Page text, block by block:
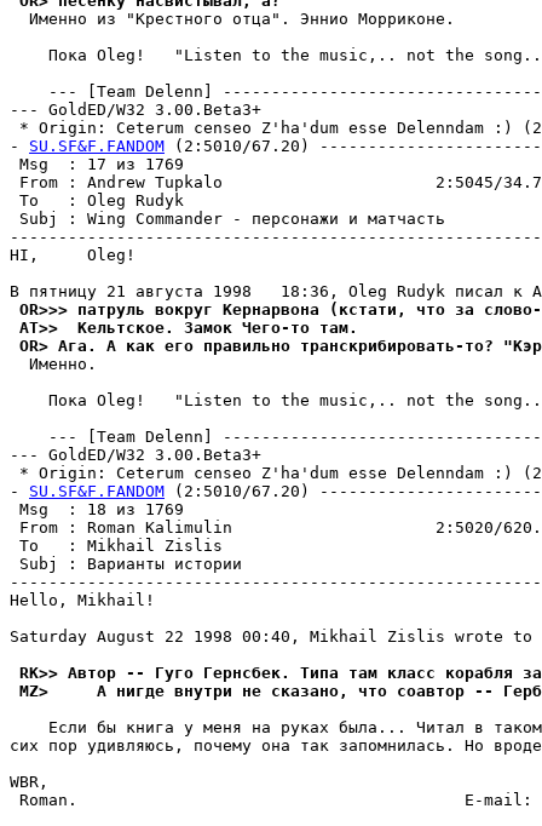
  Именно из "Крестного отца". Эннио Моppиконе.
Пока Oleg!   "Listen to the music,.. not the
--- [Team Delenn]
--- GoldED/W32 3.00.Beta3+
* Origin: Ceterum censeo Z'ha'dum esse Delenndam :)
- SU.SF&F.FANDOM (2:5010/67.20)
Msg  : 17
From : Andrew Tupkalo                      2:5045/
To   : Oleg Rudyk
Subj : Wing Commander -
HI,     Oleg!
OR>>> патруль вокруг Кернарвона (кстати, что за
AT>>  Кельтское. Замок Чего-то там.
OR> Ага. А как его правильно транскрибировать-то?
  Именно.
Пока Oleg!   "Listen to the music,.. not the
--- [Team Delenn]
--- GoldED/W32 3.00.Beta3+
* Origin: Ceterum censeo Z'ha'dum esse Delenndam :)
- SU.SF&F.FANDOM (2:5010/67.20)
Msg  : 18
From : Roman Kalimulin                     2:5020/
To   : Mikhail Zislis
Subj : Варианты
Hello, Mikhail!
Saturday August 22 1998 00:40, Mikhail Zislis wrote to
RK>> Автор -- Гуго Геpнсбек. Типа там класс коpабля
MZ>     А нигде внутри не сказано, что соавтор --
Если бы книга у меня на руках была... Читал в
сих пор удивляюсь, почему она так запомнилась. Но
WBR,
Roman.                                        E-mail: